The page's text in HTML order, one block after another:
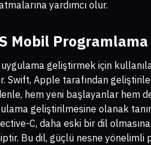
yardımcı olur.
Mobil
uygulama geliştirmek için
Swift, Apple tarafından
hem yeni başlayanlar hem
geliştirilmesine olanak
C, daha eski bir dil
Bu dil, güçlü nesne